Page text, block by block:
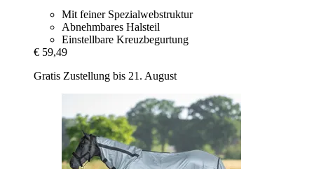
Mit feiner Spezialwebstruktur
Abnehmbares Halsteil
Einstellbare Kreuzbegurtung
€ 59,49
Gratis Zustellung bis 21. August